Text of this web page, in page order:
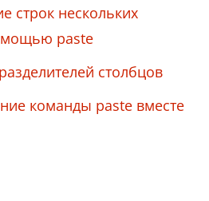
строк нескольких
paste
столбцов
команды paste вместе